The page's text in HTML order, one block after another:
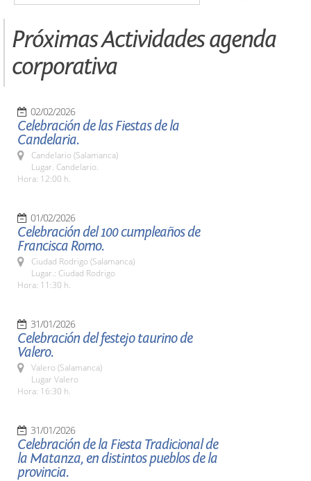
Próximas Actividades agenda
corporativa
02/02/2026
Celebración de las Fiestas de la
Candelaria.
Candelario (Salamanca)
Lugar. Candelario.
Hora: 12:00 h.
01/02/2026
Celebración del 100 cumpleaños de
Francisca Romo.
Ciudad Rodrigo (Salamanca)
Lugar.: Ciudad Rodrigo
Hora: 11:30 h.
31/01/2026
Celebración del festejo taurino de
Valero.
Valero (Salamanca)
Lugar Valero
Hora: 16:30 h.
31/01/2026
Celebración de la Fiesta Tradicional de
la Matanza, en distintos pueblos de la
provincia.